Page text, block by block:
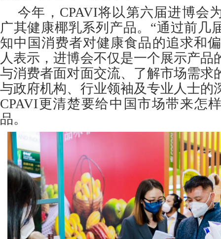
今年，CPAVI将以第六届进博会
广其健康椰乳系列产品。“通过前几
知中国消费者对健康食品的追求和
人表示，进博会不仅是一个展示产品
与消费者面对面交流、了解市场需求
与政府机构、行业领袖及专业人士的
CPAVI更清楚要给中国市场带来怎
品。